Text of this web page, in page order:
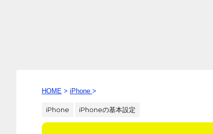
HOME > iPhone >
iPhone iPhoneの基本設定